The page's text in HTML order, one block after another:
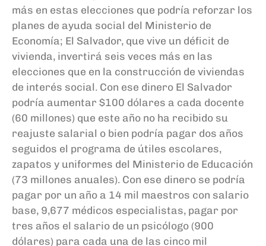
más en estas elecciones que podría reforzar los
planes de ayuda social del Ministerio de
Economía; El Salvador, que vive un déficit de
vivienda, invertirá seis veces más en las
elecciones que en la construcción de viviendas
de interés social. Con ese dinero El Salvador
podría aumentar $100 dólares a cada docente
(60 millones) que este año no ha recibido su
reajuste salarial o bien podría pagar dos años
seguidos el programa de útiles escolares,
zapatos y uniformes del Ministerio de Educación
(73 millones anuales). Con ese dinero se podría
pagar por un año a 14 mil maestros con salario
base, 9,677 médicos especialistas, pagar por
tres años el salario de un psicólogo (900
dólares) para cada una de las cinco mil